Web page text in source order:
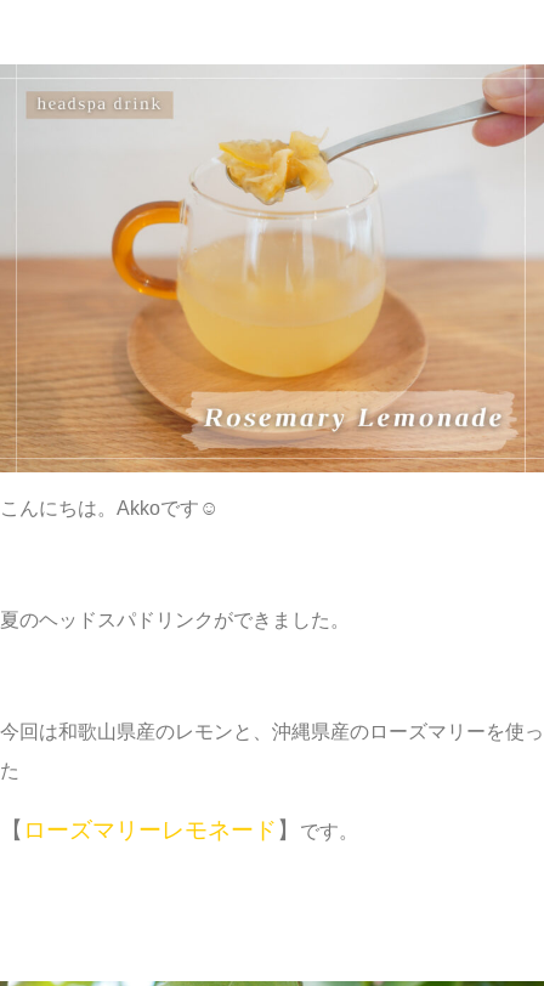
こんにちは。Akkoです☺︎
夏のヘッドスパドリンクができました。
今回は和歌山県産のレモンと、沖縄県産のローズマリーを使っ
た
【 ローズマリーレモネード 】 です。